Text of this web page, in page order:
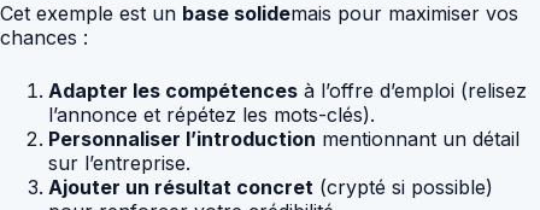
Cet exemple est un base solidemais pour maximiser vos
chances :
Adapter les compétences à l’offre d’emploi (relisez
l’annonce et répétez les mots-clés).
Personnaliser l’introduction mentionnant un détail
sur l’entreprise.
Ajouter un résultat concret (crypté si possible)